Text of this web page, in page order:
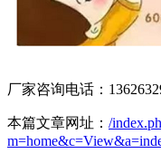
厂家咨询电话：
本篇文章网址： /